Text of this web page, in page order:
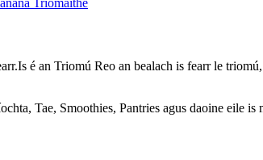
é an Triomú Reo an bealach is fearr le
Tae, Smoothies, Pantries agus daoine eile